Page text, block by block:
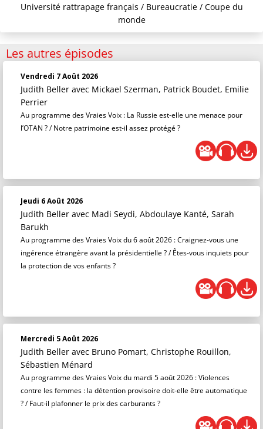
Université rattrapage français / Bureaucratie / Coupe du
monde
Les autres épisodes
Vendredi 7 Août 2026
Judith Beller avec Mickael Szerman, Patrick Boudet, Emilie
Perrier
Au programme des Vraies Voix : La Russie est-elle une menace pour
l’OTAN ? / Notre patrimoine est-il assez protégé ?
Jeudi 6 Août 2026
Judith Beller avec Madi Seydi, Abdoulaye Kanté, Sarah
Barukh
Au programme des Vraies Voix du 6 août 2026 : Craignez-vous une
ingérence étrangère avant la présidentielle ? / Êtes-vous inquiets pour
la protection de vos enfants ?
Mercredi 5 Août 2026
Judith Beller avec Bruno Pomart, Christophe Rouillon,
Sébastien Ménard
Au programme des Vraies Voix du mardi 5 août 2026 : Violences
contre les femmes : la détention provisoire doit-elle être automatique
? / Faut-il plafonner le prix des carburants ?